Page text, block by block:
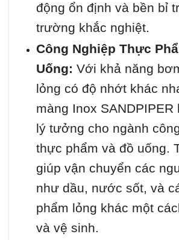
động ổn định và bền bỉ
trường khắc nghiệt.
Công Nghiệp Thực
Uống: Với khả năng
lỏng có độ nhớt khác
màng Inox SANDPIPER
lý tưởng cho ngành
thực phẩm và đồ uống.
giúp vận chuyển các
như dầu, nước sốt, và
phẩm lỏng khác một
và vệ sinh.